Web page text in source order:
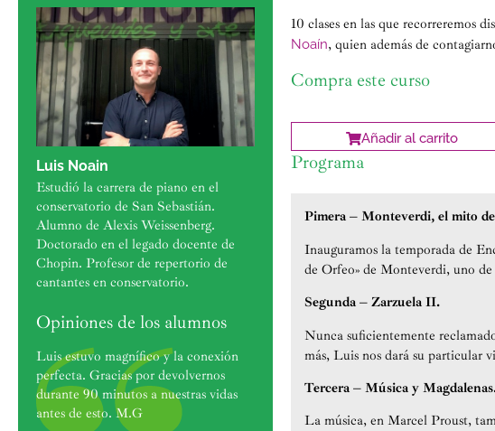
Luis Noain
Estudió la carrera de piano en el
conservatorio de San Sebastián.
Alumno de Alexis Weissenberg.
Doctorado en el legado docente de
Chopin. Profesor de repertorio de
cantantes en conservatorio.
Opiniones de los alumnos
Luis estuvo magnífico y la conexión
perfecta. Gracias por devolvernos
durante 90 minutos a nuestras vidas
antes de esto. M.G
10 clases en las que recorreremos
Noaín, quien además de
Compra este curso
Añadir al carrito
Programa
Pimera – Monteverdi, el mito
Inauguramos la temporada de
de Orfeo» de Monteverdi, uno de
Segunda – Zarzuela II.
Nunca suficientemente
más, Luis nos dará su particular
Tercera – Música y
La música, en Marcel Proust,